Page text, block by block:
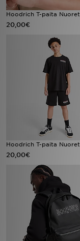
Hoodrich T-paita Nuoret
20,00€
Hoodrich T-paita Nuoret
20,00€